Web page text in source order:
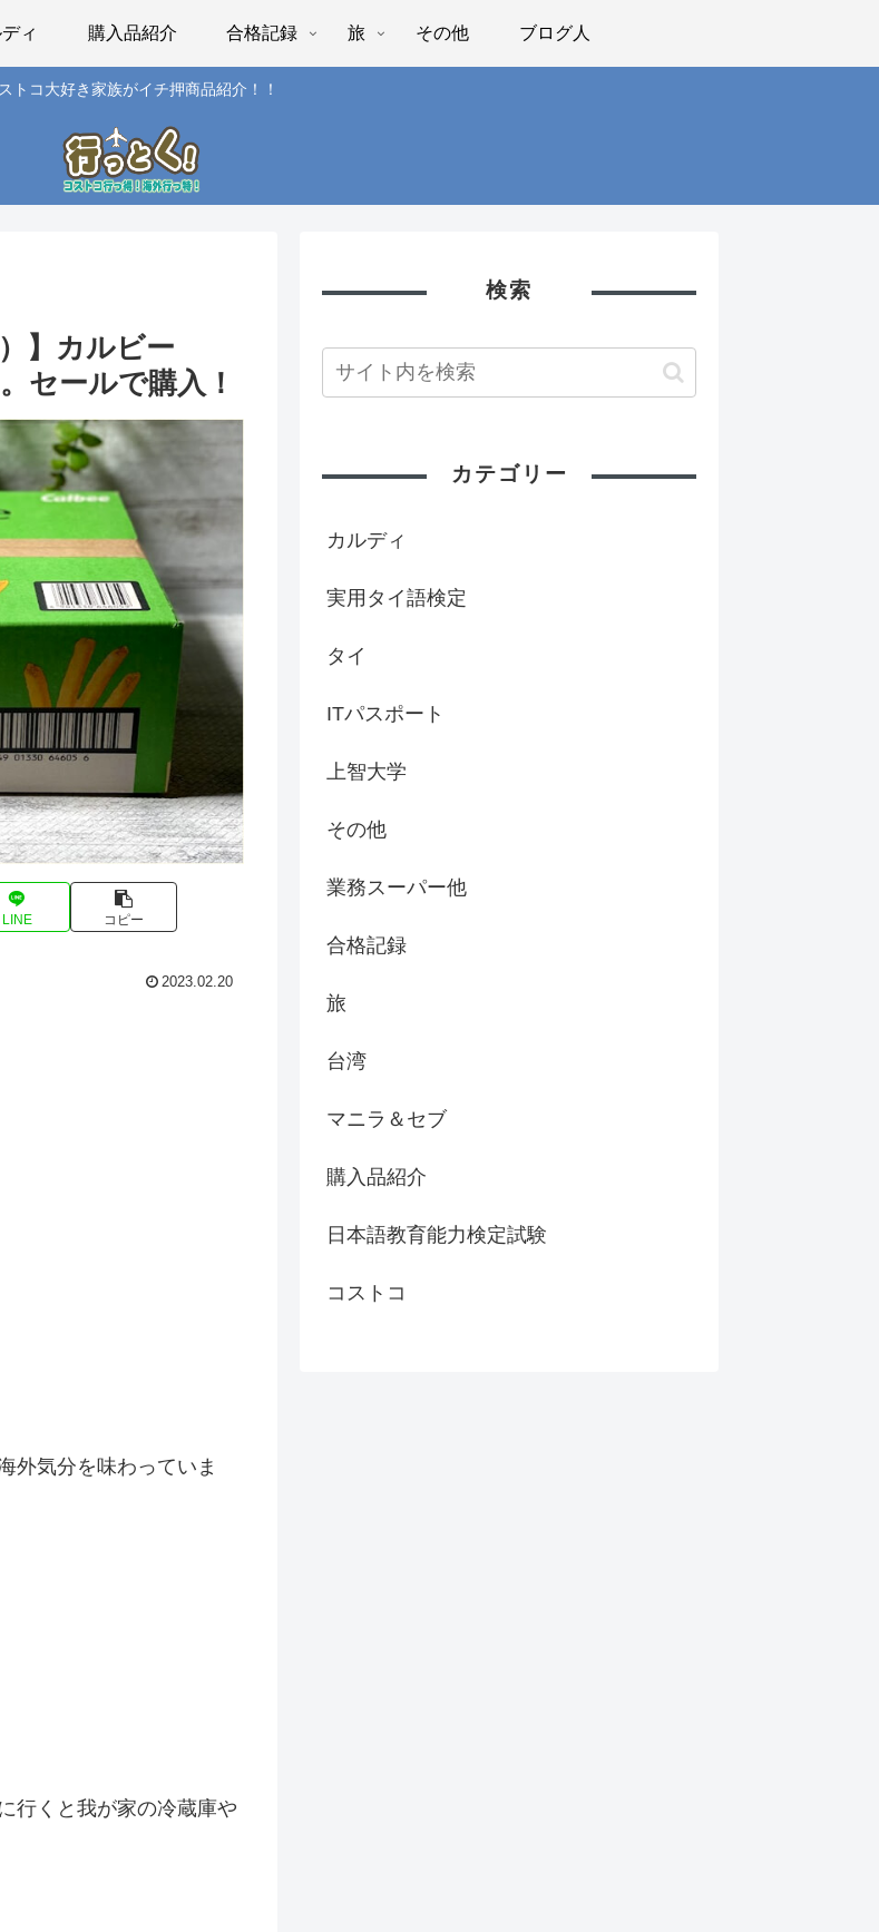
トコ大好き家族がイチ押商品紹介！！
ィ 購入品紹介 合格記録 旅 その他 ブログ人
】カルビー
セールで購入！
LINE コピー
2023.02.20
外気分を味わっていま
行くと我が家の冷蔵庫や
検索
カテゴリー
カルディ
実用タイ語検定
タイ
ITパスポート
上智大学
その他
業務スーパー他
合格記録
旅
台湾
マニラ＆セブ
購入品紹介
日本語教育能力検定試験
コストコ